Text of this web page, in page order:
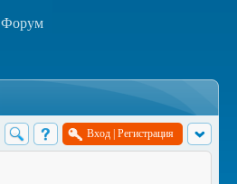
Форум
Вход Регистрация